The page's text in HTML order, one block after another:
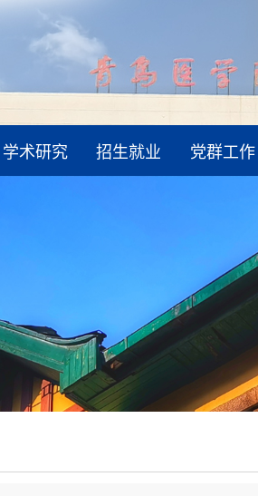
学术研究 招生就业 党群工作